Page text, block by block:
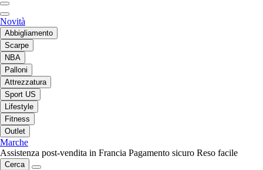
Novità
Abbigliamento
Scarpe
NBA
Palloni
Attrezzatura
Sport US
Lifestyle
Fitness
Outlet
Marche
Assistenza post-vendita in Francia Pagamento sicuro Reso facile
Cerca